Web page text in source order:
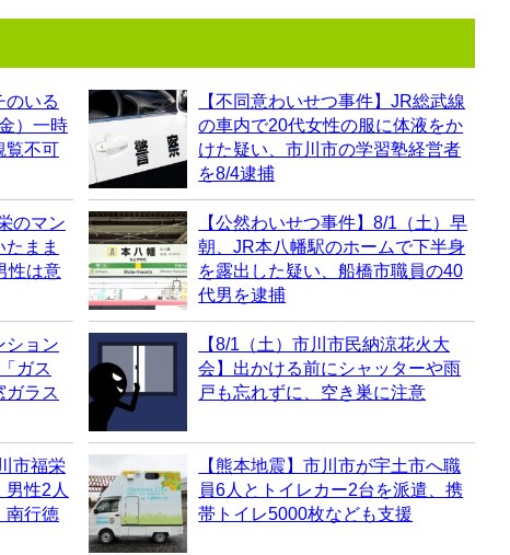
のいる
）一時
覧不可
【不同意わいせつ事件】JR総武線
の車内で20代女性の服に体液をか
けた疑い、市川市の学習塾経営者
を8/4逮捕
のマン
まま
性は意
【公然わいせつ事件】8/1（土）早
朝、JR本八幡駅のホームで下半身
を露出した疑い、船橋市職員の40
代男を逮捕
ション
ガス
ラス
【8/1（土）市川市民納涼花火大
会】出かける前にシャッターや雨
戸も忘れずに、空き巣に注意
市福栄
性2人
南行徳
【熊本地震】市川市が宇土市へ職
員6人とトイレカー2台を派遣、携
帯トイレ5000枚なども支援